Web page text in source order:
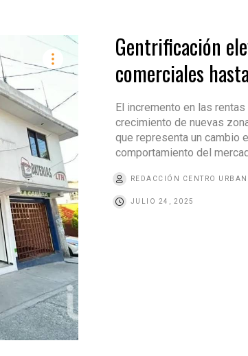
Gentrificación
comerciales
El incremento en las rentas
crecimiento de nuevas
que representa un cambio
comportamiento del
REDACCIÓN CENTRO
JULIO 24, 2025